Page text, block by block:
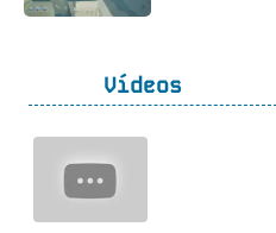
Vídeos